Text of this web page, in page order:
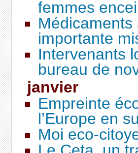
femmes
importante
Intervenants
bureau de
janvier
Empreinte
l’Europe en
Moi eco-